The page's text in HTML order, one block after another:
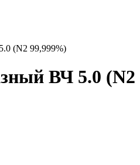
(N2 99,999%)
ВЧ 5.0 (N2